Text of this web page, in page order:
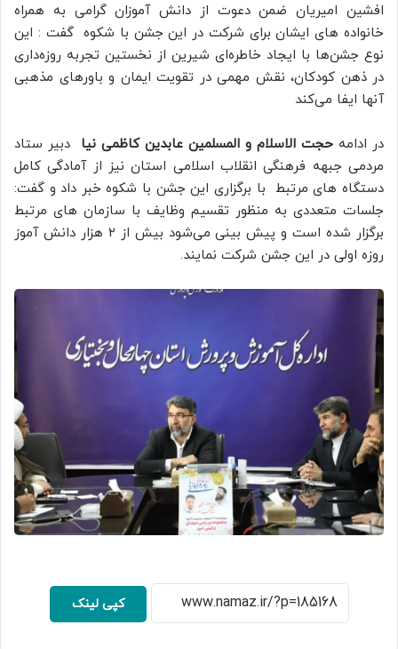
افشین امیریان ضمن دعوت از دانش آموزان گرامی به همراه
خانواده های ایشان برای شرکت در این جشن با شکوه گفت : این
نوع جشن‌ها با ایجاد خاطره‌ای شیرین از نخستین تجربه روزه‌داری
در ذهن کودکان، نقش مهمی در تقویت ایمان و باور‌های مذهبی
آنها ایفا می‌کند
در ادامه حجت الاسلام و المسلمین عابدین کاظمی نیا
دبیر ستاد
مردمی جبهه فرهنگی انقلاب اسلامی استان نیز از آمادگی کامل
دستگاه های مرتبط با برگزاری این جشن با شکوه خبر داد و گفت:
جلسات متعددی به منظور تقسیم وظایف با سازمان های مرتبط
برگزار شده است و پیش بینی می‌شود بیش از ۲ هزار دانش آموز
روزه اولی در این جشن شرکت نمایند.
کپی لینک